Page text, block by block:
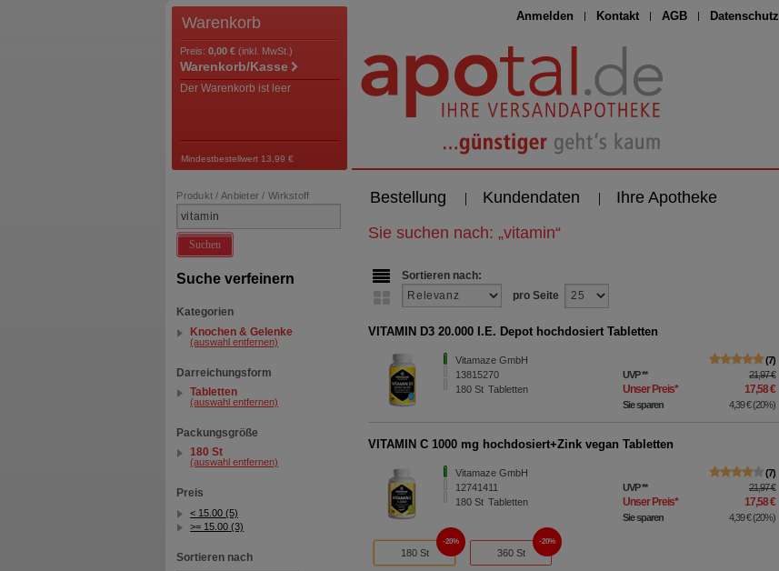
Anmelden Kontakt AGB Datenschutz
Warenkorb
Preis: 0,00 € (inkl. MwSt.)
Warenkorb/Kasse
Der Warenkorb ist leer
Mindestbestellwert 13,99 €
Bestellung Kundendaten Ihre Apotheke
Produkt / Anbieter / Wirkstoff
Suchen
Suche verfeinern
Kategorien
Knochen & Gelenke
(auswahl entfernen)
Darreichungsform
Tabletten
(auswahl entfernen)
Packungsgröße
180 St
(auswahl entfernen)
Preis
< 15.00 (5)
>= 15.00 (3)
Sortieren nach
Sie suchen nach: „vitamin“
Sortieren nach:
pro Seite
VITAMIN D3 20.000 I.E. Depot hochdosiert Tabletten
Vitamaze GmbH
13815270
180St Tabletten
7
UVP** 21,97 €
Unser Preis* 17,58 €
Sie sparen 4,39 €(20%)
VITAMIN C 1000 mg hochdosiert+Zink vegan Tabletten
Vitamaze GmbH
12741411
180St Tabletten
7
UVP** 21,97 €
Unser Preis* 17,58 €
Sie sparen 4,39 €(20%)
180 St
20%
360 St
20%